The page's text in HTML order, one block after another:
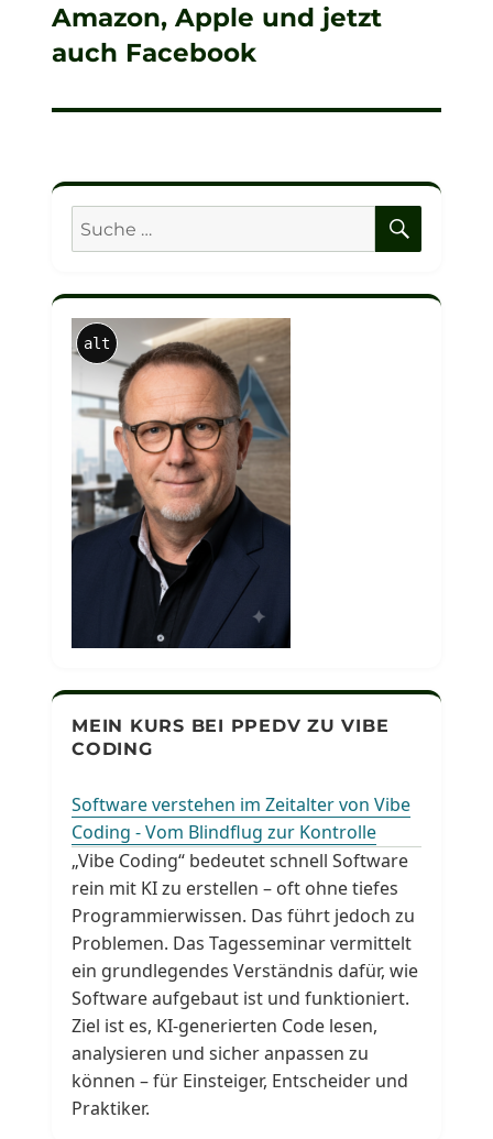
Beitrag:
Amazon, Apple und jetzt
auch Facebook
Suche
nach:
alt
MEIN KURS BEI PPEDV ZU VIBE
CODING
Software verstehen im Zeitalter von Vibe
Coding - Vom Blindflug zur Kontrolle
„Vibe Coding“ bedeutet schnell Software
rein mit KI zu erstellen – oft ohne tiefes
Programmierwissen. Das führt jedoch zu
Problemen. Das Tagesseminar vermittelt
ein grundlegendes Verständnis dafür, wie
Software aufgebaut ist und funktioniert.
Ziel ist es, KI-generierten Code lesen,
analysieren und sicher anpassen zu
können – für Einsteiger, Entscheider und
Praktiker.